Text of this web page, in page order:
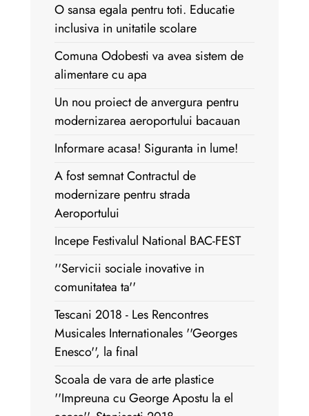
O sansa egala pentru toti. Educatie
inclusiva in unitatile scolare
Comuna Odobesti va avea sistem de
alimentare cu apa
Un nou proiect de anvergura pentru
modernizarea aeroportului bacauan
Informare acasa! Siguranta in lume!
A fost semnat Contractul de
modernizare pentru strada
Aeroportului
Incepe Festivalul National BAC-FEST
''Servicii sociale inovative in
comunitatea ta''
Tescani 2018 - Les Rencontres
Musicales Internationales ''Georges
Enesco'', la final
Scoala de vara de arte plastice
''Impreuna cu George Apostu la el